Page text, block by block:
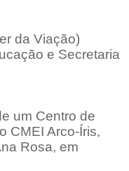
da Viação)
e Secretaria
um Centro de
CMEI Arco-Íris,
Rosa, em